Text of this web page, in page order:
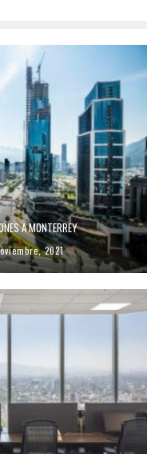
A MONTERREY
2021